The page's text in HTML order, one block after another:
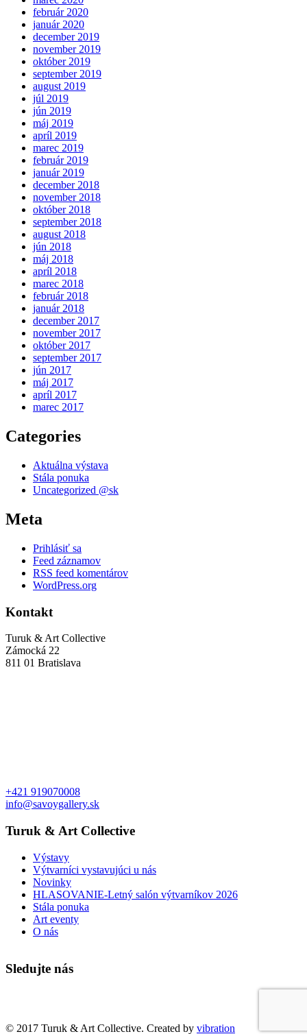
február 2020
január 2020
december 2019
november 2019
október 2019
september 2019
august 2019
júl 2019
jún 2019
máj 2019
apríl 2019
marec 2019
február 2019
január 2019
december 2018
november 2018
október 2018
september 2018
august 2018
jún 2018
máj 2018
apríl 2018
marec 2018
február 2018
január 2018
december 2017
november 2017
október 2017
september 2017
jún 2017
máj 2017
apríl 2017
marec 2017
Categories
Aktuálna výstava
Stála ponuka
Uncategorized @sk
Meta
Prihlásiť sa
Feed záznamov
RSS feed komentárov
WordPress.org
Kontakt
Turuk & Art Collective
Zámocká 22
811 01 Bratislava
+421 919070008
info@savoygallery.sk
Turuk & Art Collective
Výstavy
Výtvarníci vystavujúci u nás
Novinky
HLASOVANIE-Letný salón výtvarníkov 2026
Stála ponuka
Art eventy
O nás
Sledujte nás
© 2017 Turuk & Art Collective. Created by vibration